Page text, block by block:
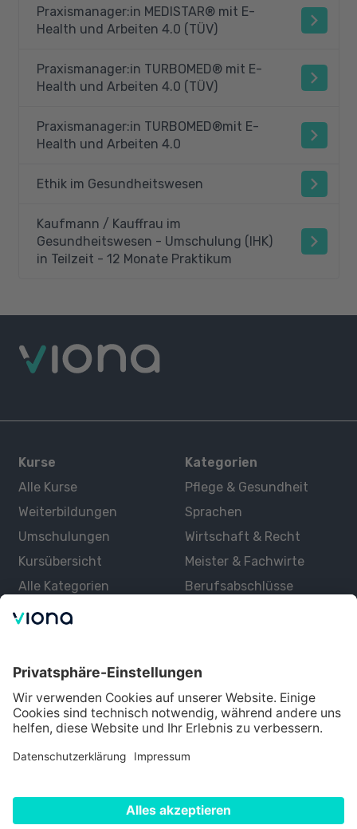
Praxismanager:in MEDISTAR® mit E-
Health und Arbeiten 4.0 (TÜV)
Praxismanager:in TURBOMED® mit E-
Health und Arbeiten 4.0 (TÜV)
Praxismanager:in TURBOMED®mit E-
Health und Arbeiten 4.0
Ethik im Gesundheitswesen
Kaufmann / Kauffrau im
Gesundheitswesen - Umschulung (IHK)
in Teilzeit - 12 Monate Praktikum
Kurse
Alle Kurse
Weiterbildungen
Umschulungen
Kursübersicht
Alle Kategorien
Kategorien
Pflege & Gesundheit
Sprachen
Wirtschaft & Recht
Meister & Fachwirte
Berufsabschlüsse
Über uns
Lernen mit Viona
Alle Partner
Partner werden
Impressum